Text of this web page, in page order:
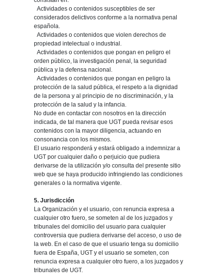
Actividades o contenidos susceptibles de ser
considerados delictivos conforme a la normativa penal
española.
Actividades o contenidos que violen derechos de
propiedad intelectual o industrial.
Actividades o contenidos que pongan en peligro el
orden público, la investigación penal, la seguridad
pública y la defensa nacional.
Actividades o contenidos que pongan en peligro la
protección de la salud pública, el respeto a la dignidad
de la persona y al principio de no discriminación, y la
protección de la salud y la infancia.
No dude en contactar con nosotros en la dirección
indicada, de tal manera que UGT pueda revisar esos
contenidos con la mayor diligencia, actuando en
consonancia con los mismos.
El usuario responderá y estará obligado a indemnizar a
UGT por cualquier daño o perjuicio que pudiera
derivarse de la utilización y/o consulta del presente sitio
web que se haya producido infringiendo las condiciones
generales o la normativa vigente.
5. Jurisdicción
La Organización y el usuario, con renuncia expresa a
cualquier otro fuero, se someten al de los juzgados y
tribunales del domicilio del usuario para cualquier
controversia que pudiera derivarse del acceso, o uso de
la web. En el caso de que el usuario tenga su domicilio
fuera de España, UGT y el usuario se someten, con
renuncia expresa a cualquier otro fuero, a los juzgados y
tribunales de UGT.